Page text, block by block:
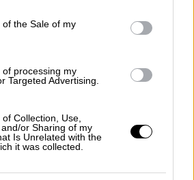
specified purposes in below Google
the Sale of my
processing my
Targeted Advertising.
Collection, Use,
or Sharing of my
Is Unrelated with the
it was collected.